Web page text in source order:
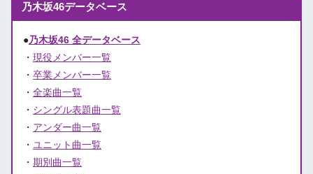
乃木坂46データベース
●乃木坂46 全データベース
・現役メンバー一覧
・卒業メンバー一覧
・全楽曲一覧
・ シングル表題曲一覧
・ アンダー曲一覧
・ ユニット曲一覧
・期別曲一覧